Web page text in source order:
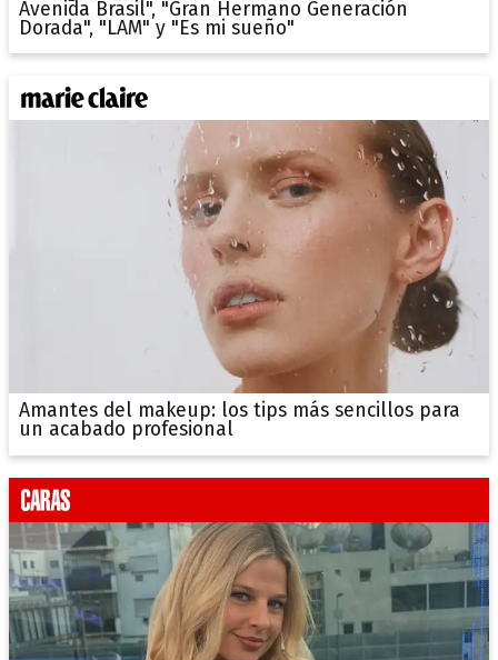
Avenida Brasil", "Gran Hermano Generación
Dorada", "LAM" y "Es mi sueño"
Amantes del makeup: los tips más sencillos para
un acabado profesional